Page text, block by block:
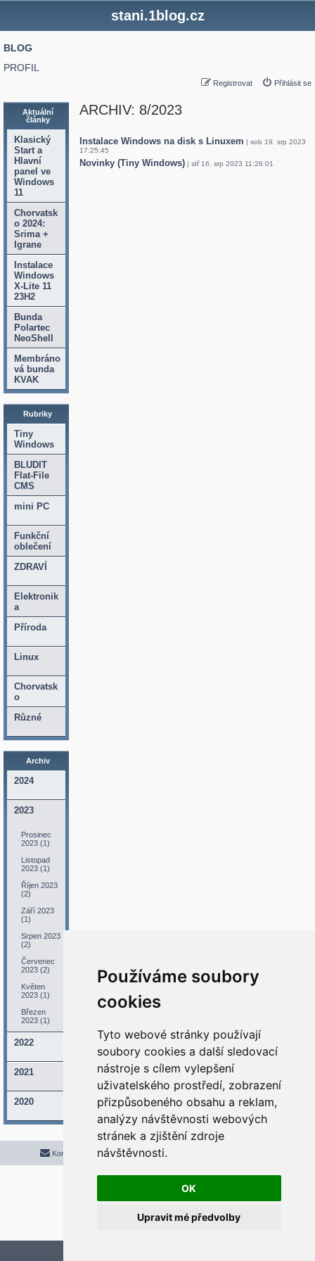
Používáme soubory
cookies
Tyto webové stránky používají
soubory cookies a další sledovací
nástroje s cílem vylepšení
uživatelského prostředí, zobrazení
přizpůsobeného obsahu a reklam,
analýzy návštěvnosti webových
stránek a zjištění zdroje
návštěvnosti.
OK
Upravit mé předvolby
stani.1blog.cz
BLOG
PROFIL
Registrovat Přihlásit se
Aktuální
články
Klasický
Start a
Hlavní
panel ve
Windows
11
Chorvatsk
o 2024:
Srima +
Igrane
Instalace
Windows
X-Lite 11
23H2
Bunda
Polartec
NeoShell
Membráno
vá bunda
KVAK
Rubriky
Tiny
Windows
BLUDIT
Flat-File
CMS
mini PC
Funkční
oblečení
ZDRAVÍ
Elektronik
a
Příroda
Linux
Chorvatsk
o
Různé
Archiv
2024
2023
Prosinec
2023 (1)
Listopad
2023 (1)
Říjen 2023
(2)
Září 2023
(1)
Srpen 2023
(2)
Červenec
2023 (2)
Květen
2023 (1)
Březen
2023 (1)
2022
2021
2020
ARCHIV: 8/2023
Instalace Windows na disk s Linuxem | sob 19. srp 2023
17:25:45
Novinky (Tiny Windows)| stř 16. srp 2023 11:26:01
Smazat cookies
Kontaktujte mě/nás
2020 © ASTRA - CZ s.r.o.
® Forum Software © phpBB Limited
Optimized by:phpBB SEO